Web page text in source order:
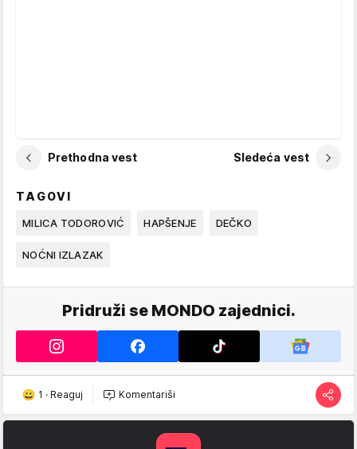
Prethodna vest Sledeća vest
TAGOVI
MILICA TODOROVIĆ HAPŠENJE DEČKO
NOĆNI IZLAZAK
Pridruži se MONDO zajednici.
1 · Reaguj Komentariši